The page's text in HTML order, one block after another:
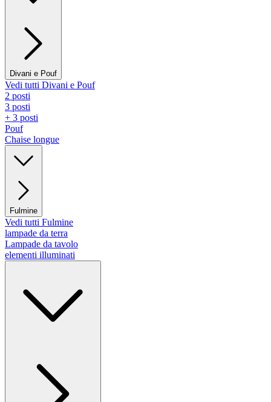
Divani e Pouf
Vedi tutti Divani e Pouf
2 posti
3 posti
+ 3 posti
Pouf
Chaise longue
Fulmine
Vedi tutti Fulmine
lampade da terra
Lampade da tavolo
elementi illuminati